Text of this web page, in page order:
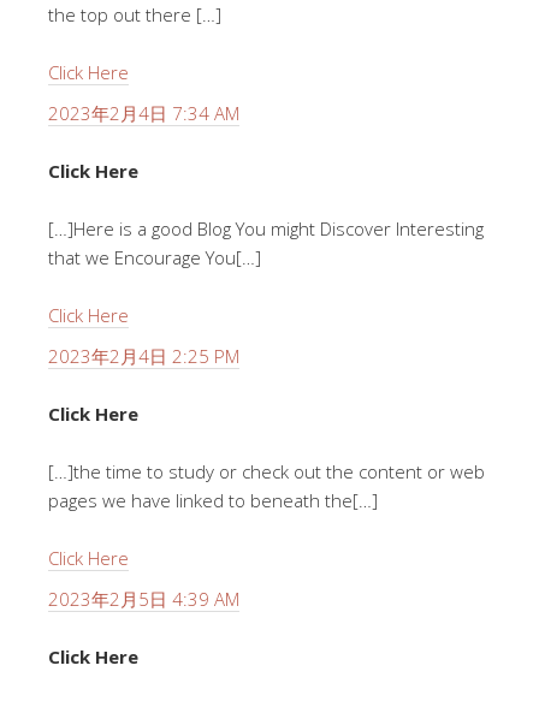
the top out there […]
Click Here
2023年2月4日 7:34 AM
Click Here
[…]Here is a good Blog You might Discover Interesting
that we Encourage You[…]
Click Here
2023年2月4日 2:25 PM
Click Here
[…]the time to study or check out the content or web
pages we have linked to beneath the[…]
Click Here
2023年2月5日 4:39 AM
Click Here